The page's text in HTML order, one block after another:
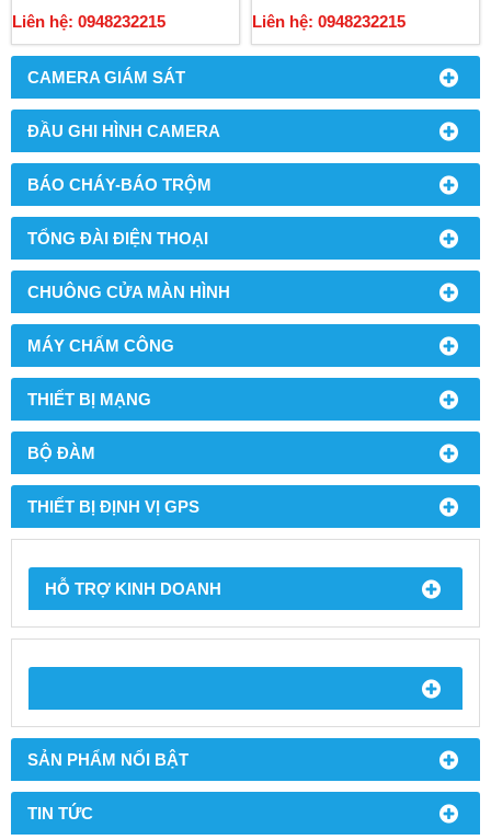
CAMERA GIÁM SÁT
ĐẦU GHI HÌNH CAMERA
BÁO CHÁY-BÁO TRỘM
TỔNG ĐÀI ĐIỆN THOẠI
CHUÔNG CỬA MÀN HÌNH
MÁY CHẤM CÔNG
THIẾT BỊ MẠNG
BỘ ĐÀM
THIẾT BỊ ĐỊNH VỊ GPS
HỖ TRỢ KINH DOANH
SẢN PHẨM NỔI BẬT
TIN TỨC
Liên hệ: 0948232215 Liên hệ: 0948232215